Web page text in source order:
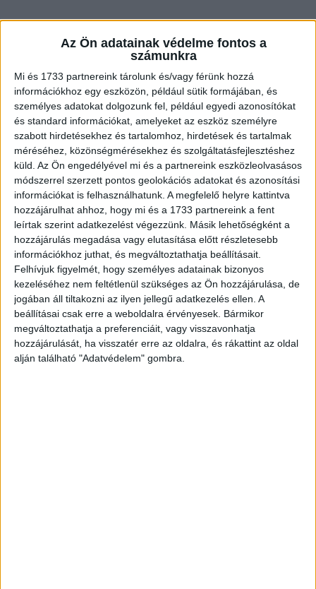
Az Ön adatainak védelme fontos a
számunkra
Mi és 1733 partnereink tárolunk és/vagy férünk hozzá
információkhoz egy eszközön, például sütik formájában, és
személyes adatokat dolgozunk fel, például egyedi azonosítókat
és standard információkat, amelyeket az eszköz személyre
szabott hirdetésekhez és tartalomhoz, hirdetések és tartalmak
méréséhez, közönségmérésekhez és szolgáltatásfejlesztéshez
küld. Az Ön engedélyével mi és a partnereink eszközleolvasásos
módszerrel szerzett pontos geolokációs adatokat és azonosítási
információkat is felhasználhatunk. A megfelelő helyre kattintva
hozzájárulhat ahhoz, hogy mi és a 1733 partnereink a fent
leírtak szerint adatkezelést végezzünk. Másik lehetőségként a
hozzájárulás megadása vagy elutasítása előtt részletesebb
információkhoz juthat, és megváltoztathatja beállításait.
Felhívjuk figyelmét, hogy személyes adatainak bizonyos
kezeléséhez nem feltétlenül szükséges az Ön hozzájárulása, de
jogában áll tiltakozni az ilyen jellegű adatkezelés ellen. A
beállításai csak erre a weboldalra érvényesek. Bármikor
megváltoztathatja a preferenciáit, vagy visszavonhatja
hozzájárulását, ha visszatér erre az oldalra, és rákattint az oldal
alján található "Adatvédelem" gombra.